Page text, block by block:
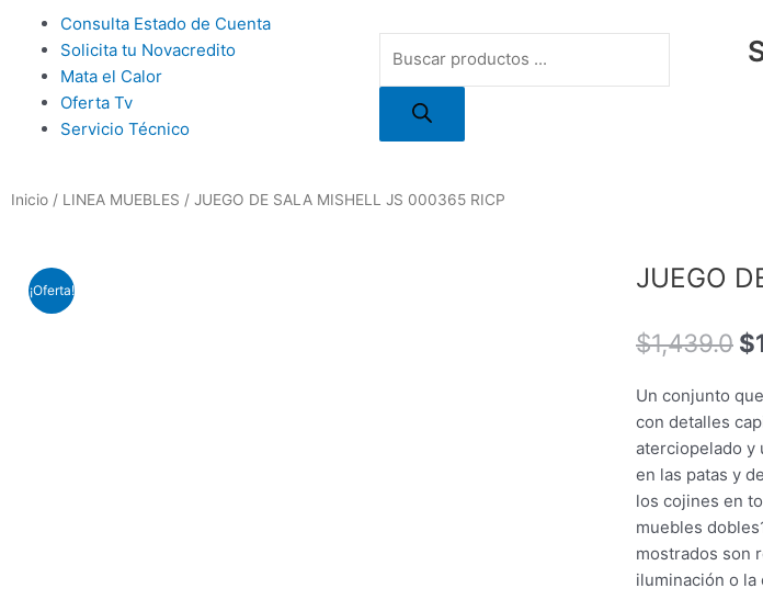
contenido
Main
Menu
Consulta Estado de Cuenta
Solicita tu Novacredito
Mata el Calor
Oferta Tv
Servicio Técnico
de
Inicio / LINEA MUEBLES / JUEGO DE SALA MISHELL JS 000365 RICP
¡Oferta! JUEGO
$1,439.0 El
$
Un conjunto
con detalles
aterciopelado y
en las patas y
los cojines en
muebles
mostrados son
iluminación o